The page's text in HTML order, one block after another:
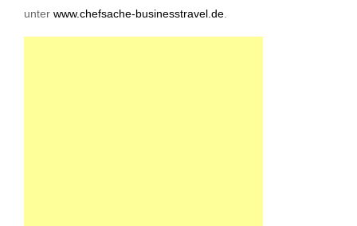
unter www.chefsache-businesstravel.de.